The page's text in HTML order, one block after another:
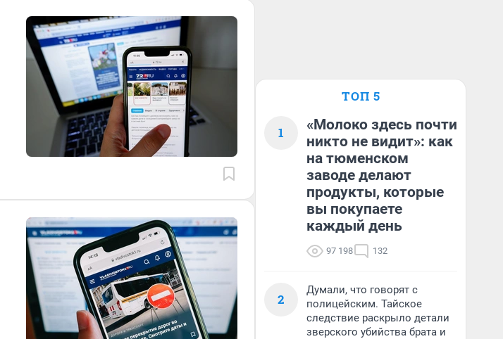
ТОП 5
1
«Молоко здесь почти
никто не видит»: как
на тюменском
заводе делают
продукты, которые
вы покупаете
каждый день
97 198 132
2
Думали, что говорят с
полицейским. Тайское
следствие раскрыло детали
зверского убийства брата и